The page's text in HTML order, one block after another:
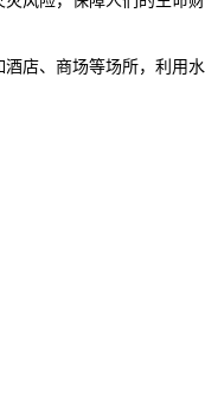
店、商场等场所，利用水